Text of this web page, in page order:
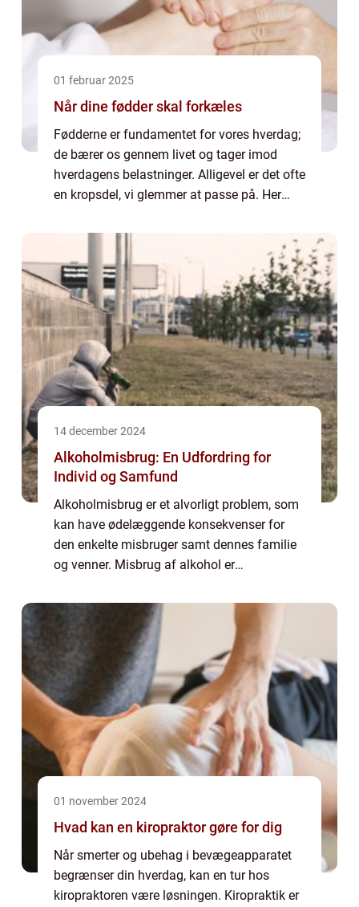
01 februar 2025
Når dine fødder skal forkæles
Fødderne er fundamentet for vores hverdag;
de bærer os gennem livet og tager imod
hverdagens belastninger. Alligevel er det ofte
en kropsdel, vi glemmer at passe på. Her
billedet for at s...
14 december 2024
Alkoholmisbrug: En Udfordring for
Individ og Samfund
Alkoholmisbrug er et alvorligt problem, som
kan have ødelæggende konsekvenser for
den enkelte misbruger samt dennes familie
og venner. Misbrug af alkohol er
at drikke, på trods af nega...
01 november 2024
Hvad kan en kiropraktor gøre for dig
Når smerter og ubehag i bevægeapparatet
begrænser din hverdag, kan en tur hos
kiropraktoren være løsningen. Kiropraktik er